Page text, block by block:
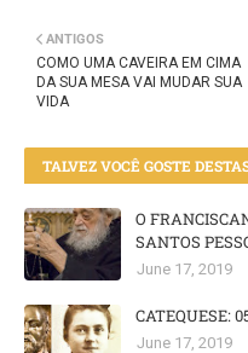
ANTIGOS
COMO UMA CAVEIRA EM CIMA
DA SUA MESA VAI MUDAR SUA
VIDA
TALVEZ VOCÊ GOSTE
O
SANTOS
June 17, 2019
CATEQUESE:
June 17, 2019